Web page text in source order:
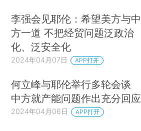
李强会见耶伦：希望美方与中
方一道 不把经贸问题泛政治
化、泛安全化
2024年04月07日 APP打开
何立峰与耶伦举行多轮会谈
中方就产能问题作出充分回应
2024年04月06日 APP打开